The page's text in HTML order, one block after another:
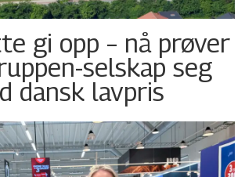
gi opp – nå prøver
selskap seg
dansk lavpris